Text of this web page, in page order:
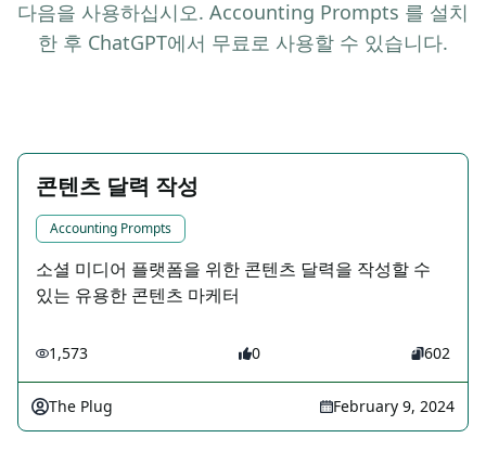
다음을 사용하십시오. Accounting Prompts 를 설치
한 후 ChatGPT에서 무료로 사용할 수 있습니다.
콘텐츠 달력 작성
Accounting Prompts
소셜 미디어 플랫폼을 위한 콘텐츠 달력을 작성할 수
있는 유용한 콘텐츠 마케터
1,573 0 602
The Plug February 9, 2024